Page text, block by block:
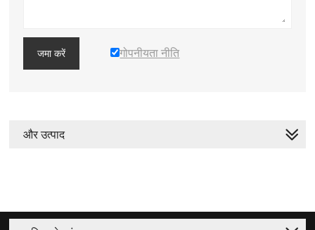
जमा करें गोपनीयता नीति
और उत्पाद